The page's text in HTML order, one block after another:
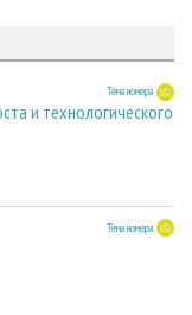
Тема номера
и технологического
Тема номера